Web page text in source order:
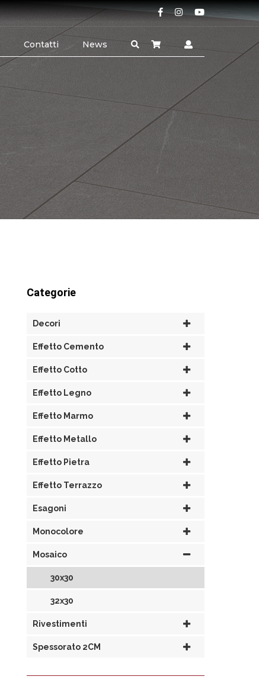
Contatti News
Categorie
Decori
Effetto Cemento
Effetto Cotto
Effetto Legno
Effetto Marmo
Effetto Metallo
Effetto Pietra
Effetto Terrazzo
Esagoni
Monocolore
Mosaico
30x30
32x30
Rivestimenti
Spessorato 2CM